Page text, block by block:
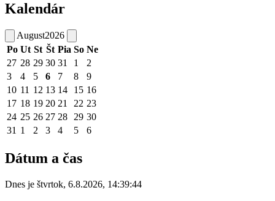
Kalendár
August2026
Po Ut St Št Pia So Ne
27 28 29 30 31 1
2
3
4 5 6 7 8
9
10 11 12 13 14 15 16
17 18 19 20 21 22 23
24 25 26 27 28 29 30
31 1 2 3 4 5 6
Dátum a čas
Dnes je štvrtok, 6.8.2026, 14:39:44